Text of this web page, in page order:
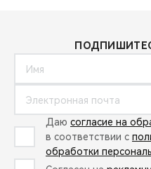
Даю согласие на
в соответствии с
обработки